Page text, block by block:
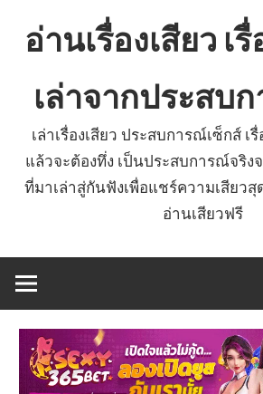
อ่านเรื่องเสียว เ
เล่าจากประสบ
เล่าเรื่องเสียว ประสบการณ์เซ็กส์ เ
แล้วจะต้องทึ่ง เป็นประสบการณ์จริง
ที่มาเล่าสู่กันฟังเพื่อแชร์ความเสียว
อ่านเสียวฟรี